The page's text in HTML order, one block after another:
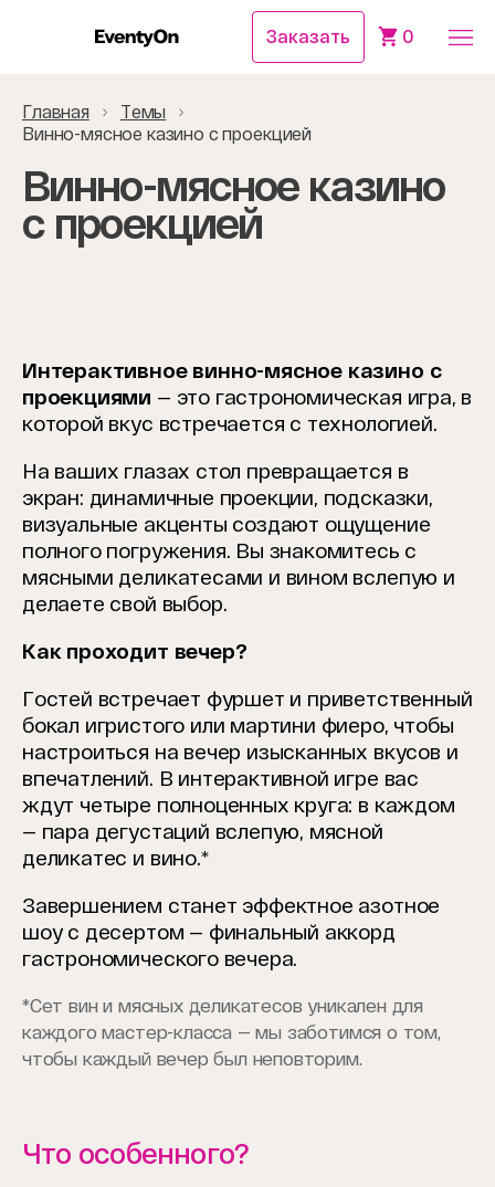
Заказать 0
Главная
Темы
Винно-мясное казино с проекцией
Винно-мясное казино
с проекцией
Интерактивное винно-мясное казино с
проекциями — это гастрономическая игра, в
которой вкус встречается с технологией.
На ваших глазах стол превращается в
экран: динамичные проекции, подсказки,
визуальные акценты создают ощущение
полного погружения. Вы знакомитесь с
мясными деликатесами и вином вслепую и
делаете свой выбор.
Как проходит вечер?
Гостей встречает фуршет и приветственный
бокал игристого или мартини фиеро, чтобы
настроиться на вечер изысканных вкусов и
впечатлений. В интерактивной игре вас
ждут четыре полноценных круга: в каждом
— пара дегустаций вслепую, мясной
деликатес и вино.*
Завершением станет эффектное азотное
шоу с десертом — финальный аккорд
гастрономического вечера.
*Сет вин и мясных деликатесов уникален для
каждого мастер-класса — мы заботимся о том,
чтобы каждый вечер был неповторим.
Что особенного?